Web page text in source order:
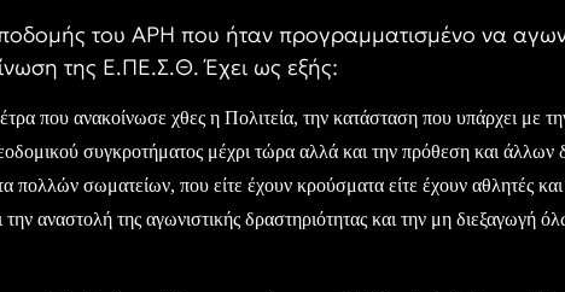
του ΑΡΗ που ήταν προγραμματισμένο να
της Ε.ΠΕ.Σ.Θ. Έχει ως εξής:
που ανακοίνωσε χθες η Πολιτεία, την κατάσταση που υπάρχει με
συγκροτήματος μέχρι τώρα αλλά και την πρόθεση και
πολλών σωματείων, που είτε έχουν κρούσματα είτε έχουν αθλητές και
αναστολή της αγωνιστικής δραστηριότητας και την μη διεξαγωγή